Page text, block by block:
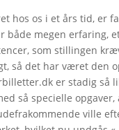
hos os i et års tid, er
både megen erfaring,
som stillingen
så det har været den
er stadig så
så specielle opgaver,
ville